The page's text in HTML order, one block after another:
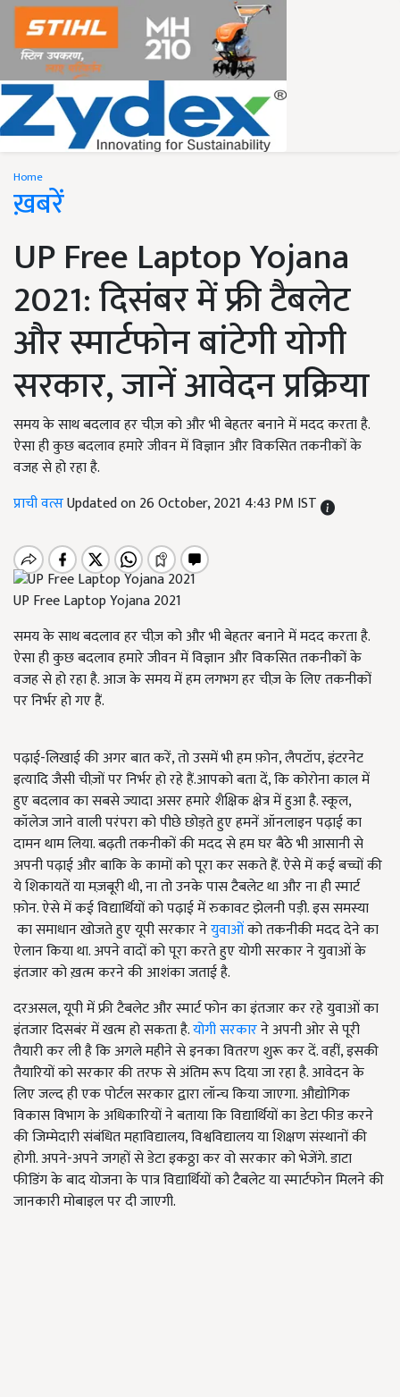
Home
ख़बरें
UP Free Laptop Yojana
2021: दिसंबर में फ्री टैबलेट
और स्मार्टफोन बांटेगी योगी
सरकार, जानें आवेदन प्रक्रिया
समय के साथ बदलाव हर चीज़ को और भी बेहतर बनाने में मदद करता है.
ऐसा ही कुछ बदलाव हमारे जीवन में विज्ञान और विकसित तकनीकों के
वजह से हो रहा है.
प्राची वत्सUpdated on 26 October, 2021 4:43 PM IST
UP Free Laptop Yojana 2021
समय के साथ बदलाव हर चीज़ को और भी बेहतर बनाने में मदद करता है.
ऐसा ही कुछ बदलाव हमारे जीवन में विज्ञान और विकसित तकनीकों के
वजह से हो रहा है. आज के समय में हम लगभग हर चीज़ के लिए तकनीकों
पर निर्भर हो गए हैं.
पढ़ाई-लिखाई की अगर बात करें, तो उसमें भी हम फ़ोन, लैपटॉप, इंटरनेट
इत्यादि जैसी चीज़ों पर निर्भर हो रहे हैं.आपको बता दें, कि कोरोना काल में
हुए बदलाव का सबसे ज्यादा असर हमारे शैक्षिक क्षेत्र में हुआ है. स्कूल,
कॉलेज जाने वाली परंपरा को पीछे छोड़ते हुए हमनें ऑनलाइन पढ़ाई का
दामन थाम लिया. बढ़ती तकनीकों की मदद से हम घर बैठे भी आसानी से
अपनी पढ़ाई और बाकि के कामों को पूरा कर सकते हैं. ऐसे में कई बच्चों की
ये शिकायतें या मज़बूरी थी, ना तो उनके पास टैबलेट था और ना ही स्मार्ट
फ़ोन. ऐसे में कई विद्यार्थियों को पढ़ाई में रुकावट झेलनी पड़ी. इस समस्या
का समाधान खोजते हुए यूपी सरकार नेयुवाओंको तकनीकी मदद देने का
ऐलान किया था. अपने वादों को पूरा करते हुए योगी सरकार ने युवाओं के
इंतजार को ख़त्म करने की आशंका जताई है.
दरअसल, यूपी में फ्री टैबलेट और स्मार्ट फोन का इंतजार कर रहे युवाओं का
इंतजार दिसबंर में खत्म हो सकता है.योगी सरकारने अपनी ओर से पूरी
तैयारी कर ली है कि अगले महीने से इनका वितरण शुरू कर दें. वहीं, इसकी
तैयारियों को सरकार की तरफ से अंतिम रूप दिया जा रहा है. आवेदन के
लिए जल्द ही एक पोर्टल सरकार द्वारा लॉन्च किया जाएगा. औद्योगिक
विकास विभाग के अधिकारियों ने बताया कि विद्यार्थियों का डेटा फीड करने
की जिम्मेदारी संबंधित महाविद्यालय, विश्वविद्यालय या शिक्षण संस्थानों की
होगी. अपने-अपने जगहों से डेटा इकठ्ठा कर वो सरकार को भेजेंगे. डाटा
फीडिंग के बाद योजना के पात्र विद्यार्थियों को टैबलेट या स्मार्टफोन मिलने की
जानकारी मोबाइल पर दी जाएगी.